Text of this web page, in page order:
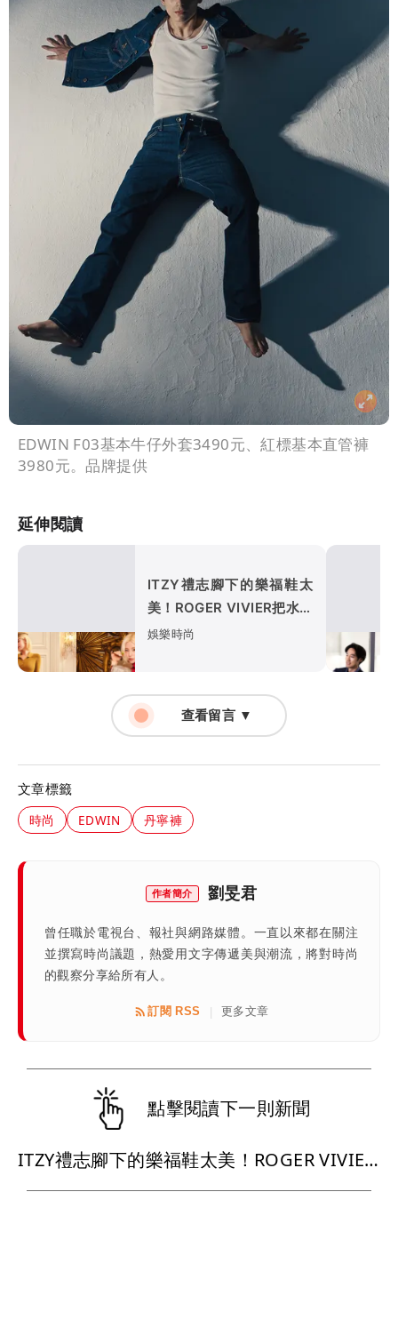
EDWIN F03基本牛仔外套3490元、紅標基本直管褲
3980元。品牌提供
延伸閱讀
ITZY禮志腳下的樂福鞋太
美！ROGER VIVIER把水鑽
扣縮小更優雅
娛樂時尚
查看留言 ▼
文章標籤
時尚 EDWIN 丹寧褲
作者簡介 劉旻君
曾任職於電視台、報社與網路媒體。一直以來都在關注
並撰寫時尚議題，熱愛用文字傳遞美與潮流，將對時尚
的觀察分享給所有人。
訂閱 RSS 更多文章
點擊閱讀下一則新聞
ITZY禮志腳下的樂福鞋太美！ROGER VIVIER把水鑽扣縮小更優雅